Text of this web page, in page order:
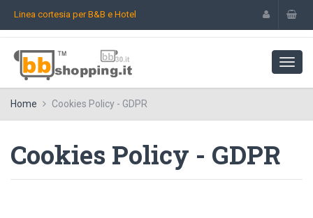
Linea cortesia per B&B e Hotel
Home Cookies Policy - GDPR
Cookies Policy - GDPR